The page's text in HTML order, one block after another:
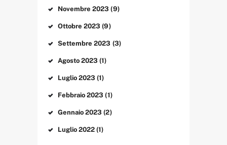
Novembre2023 (9)
Ottobre2023 (9)
Settembre2023 (3)
Agosto 2023 (1)
Luglio 2023 (1)
Febbraio2023 (1)
Gennaio2023 (2)
Luglio 2022 (1)